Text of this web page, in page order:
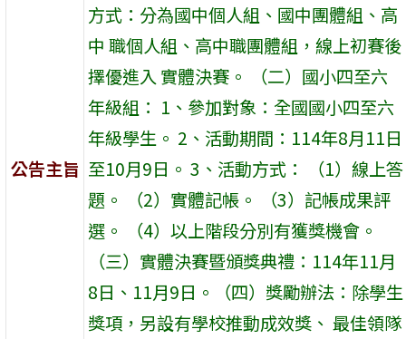
公告主旨
方式：分為國中個人組、國中團體組、高
中 職個人組、高中職團體組，線上初賽後
擇優進入 實體決賽。 （二）國小四至六
年級組： 1、參加對象：全國國小四至六
年級學生。 2、活動期間：114年8月11日
至10月9日。 3、活動方式： （1）線上答
題。 （2）實體記帳。 （3）記帳成果評
選。 （4）以上階段分別有獲獎機會。
（三）實體決賽暨頒獎典禮：114年11月
8日、11月9日。（四）獎勵辦法：除學生
獎項，另設有學校推動成效獎、 最佳領隊